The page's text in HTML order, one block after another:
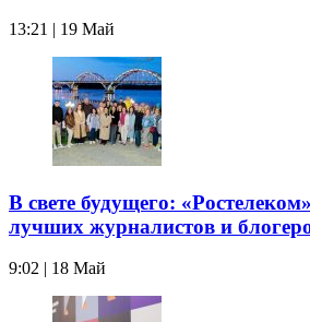
13:21 | 19 Май
В свете будущего:
лучших журналистов и
9:02 | 18 Май